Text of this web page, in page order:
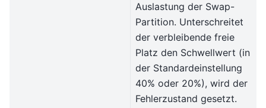
Auslastung der Swap-
Partition. Unterschreitet
der verbleibende freie
Platz den Schwellwert (in
der Standardeinstellung
40% oder 20%), wird der
Fehlerzustand gesetzt.